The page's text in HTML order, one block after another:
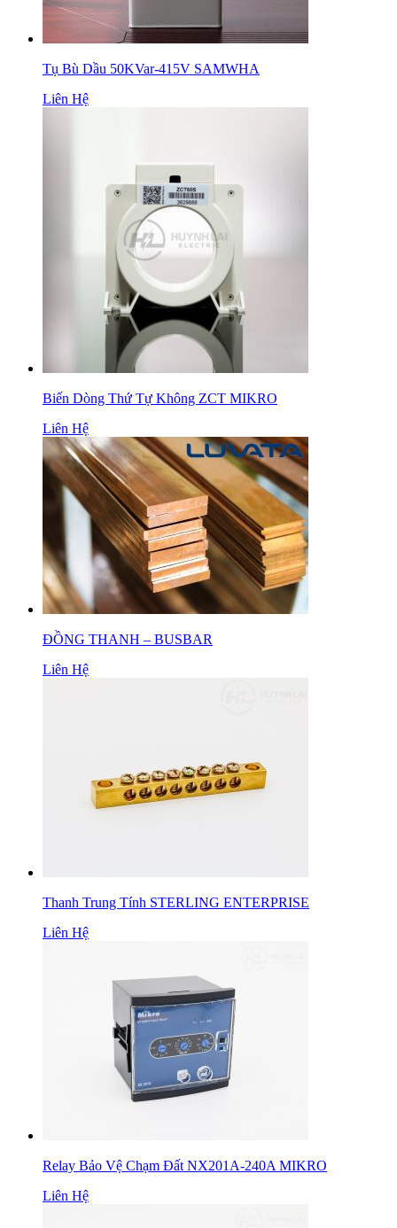
Tụ Bù Dầu 50KVar-415V SAMWHA
Liên Hệ
Biến Dòng Thứ Tự Không ZCT MIKRO
Liên Hệ
ĐỒNG THANH – BUSBAR
Liên Hệ
Thanh Trung Tính STERLING ENTERPRISE
Liên Hệ
Relay Bảo Vệ Chạm Đất NX201A-240A MIKRO
Liên Hệ